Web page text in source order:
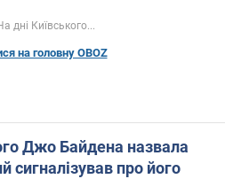
дні Київського...
на головну OBOZ
Джо Байдена назвала
про його